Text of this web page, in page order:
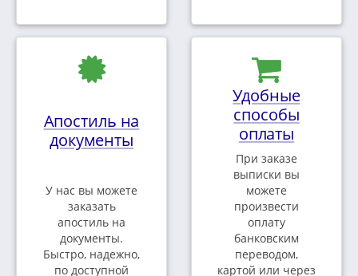
Апостиль на
документы
У нас вы можете
заказать
апостиль на
документы.
Быстро, надежно,
по доступной
Удобные
способы
оплаты
При заказе
выписки вы
можете
произвести
оплату
банковским
переводом,
картой или через